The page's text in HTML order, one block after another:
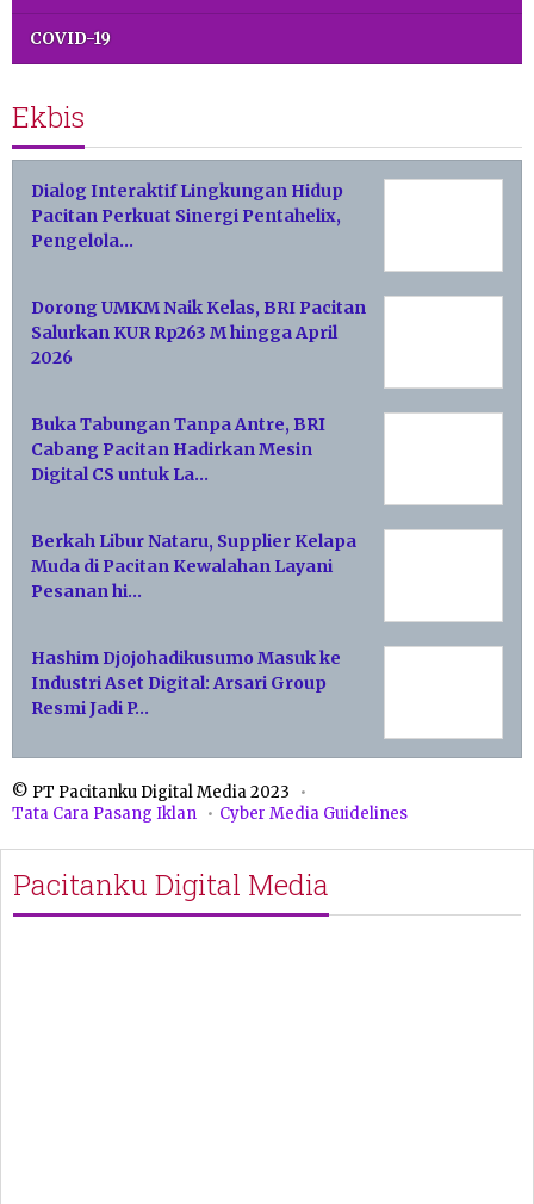
COVID-19
Ekbis
Dialog Interaktif Lingkungan Hidup
Pacitan Perkuat Sinergi Pentahelix,
Pengelola…
Dorong UMKM Naik Kelas, BRI Pacitan
Salurkan KUR Rp263 M hingga April
2026
Buka Tabungan Tanpa Antre, BRI
Cabang Pacitan Hadirkan Mesin
Digital CS untuk La…
Berkah Libur Nataru, Supplier Kelapa
Muda di Pacitan Kewalahan Layani
Pesanan hi…
Hashim Djojohadikusumo Masuk ke
Industri Aset Digital: Arsari Group
Resmi Jadi P…
© PT Pacitanku Digital Media 2023
Tata Cara Pasang Iklan
Cyber Media Guidelines
Pacitanku Digital Media